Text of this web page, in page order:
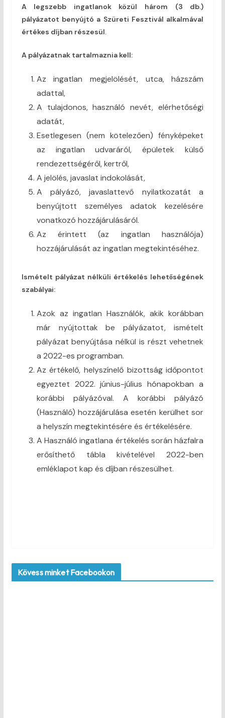
A legszebb ingatlanok közül három (3 db.)
pályázatot benyújtó a Szüreti Fesztivál alkalmával
értékes díjban részesül.
A pályázatnak tartalmaznia kell:
Az ingatlan megjelölését, utca, házszám
adattal,
A tulajdonos, használó nevét, elérhetőségi
adatát,
Esetlegesen (nem kötelezően) fényképeket
az ingatlan udvaráról, épületek külső
rendezettségéről, kertről,
A jelölés, javaslat indokolását,
A pályázó, javaslattevő nyilatkozatát a
benyújtott személyes adatok kezelésére
vonatkozó hozzájárulásáról.
Az érintett (az ingatlan használója)
hozzájárulását az ingatlan megtekintéséhez.
Ismételt pályázat nélküli értékelés lehetőségének
szabályai:
Azok az ingatlan Használók, akik korábban
már nyújtottak be pályázatot, ismételt
pályázat benyújtása nélkül is részt vehetnek
a 2022-es programban.
Az értékelő, helyszínelő bizottság időpontot
egyeztet 2022. június-július hónapokban a
korábbi pályázóval. A korábbi pályázó
(Használó) hozzájárulása esetén kerülhet sor
a helyszín megtekintésére és értékelésére.
A Használó ingatlana értékelés során házfalra
erősíthető tábla kivételével 2022-ben
emléklapot kap és díjban részesülhet.
Kövess minket Facebookon